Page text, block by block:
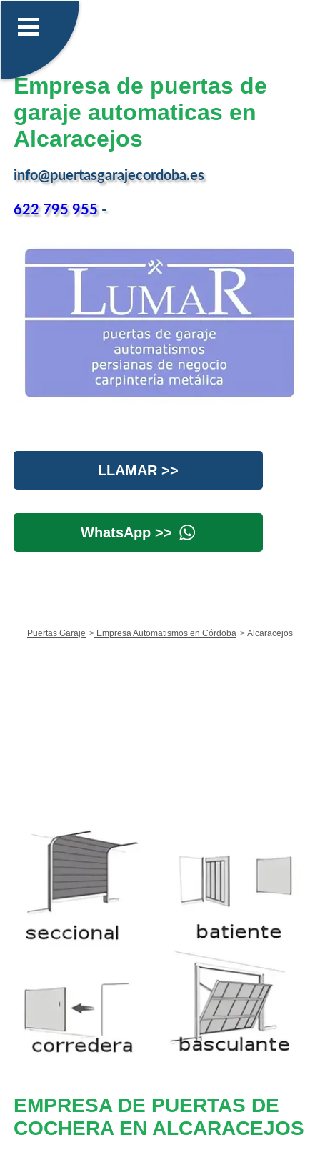
Empresa de puertas de
garaje automaticas en
Alcaracejos
info@puertasgarajecordoba.es
622 795 955-
LLAMAR >>
WhatsApp >>
Puertas Garaje Empresa Automatismos en Córdoba Alcaracejos
EMPRESA DE PUERTAS DE
COCHERA EN ALCARACEJOS